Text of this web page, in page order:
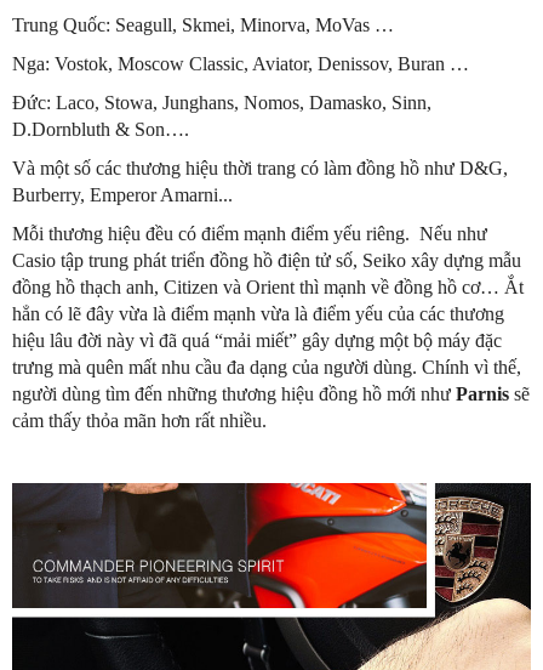
Trung Quốc: Seagull, Skmei, Minorva, MoVas …
Nga: Vostok, Moscow Classic, Aviator, Denissov, Buran …
Đức: Laco, Stowa, Junghans, Nomos, Damasko, Sinn,
D.Dornbluth & Son….
Và một số các thương hiệu thời trang có làm đồng hồ như D&G,
Burberry, Emperor Amarni...
Mỗi thương hiệu đều có điểm mạnh điểm yếu riêng. Nếu như
Casio tập trung phát triển đồng hồ điện tử số, Seiko xây dựng mẫu
đồng hồ thạch anh, Citizen và Orient thì mạnh về đồng hồ cơ… Ắt
hẳn có lẽ đây vừa là điểm mạnh vừa là điểm yếu của các thương
hiệu lâu đời này vì đã quá “mải miết” gây dựng một bộ máy đặc
trưng mà quên mất nhu cầu đa dạng của người dùng. Chính vì thế,
người dùng tìm đến những thương hiệu đồng hồ mới như Parnis sẽ
cảm thấy thỏa mãn hơn rất nhiều.